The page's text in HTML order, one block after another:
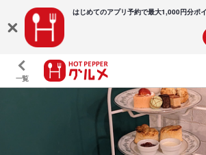
はじめてのアプリ予約で最大1,000円分ポ
一覧